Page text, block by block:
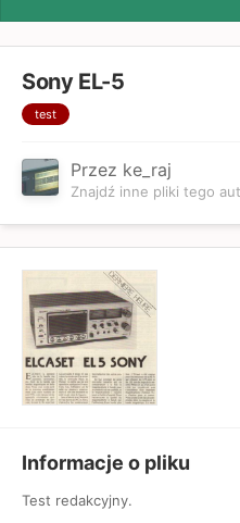
Sony EL-5
test
Przez ke_raj
Znajdź inne pliki tego
Informacje o pliku
Test redakcyjny.